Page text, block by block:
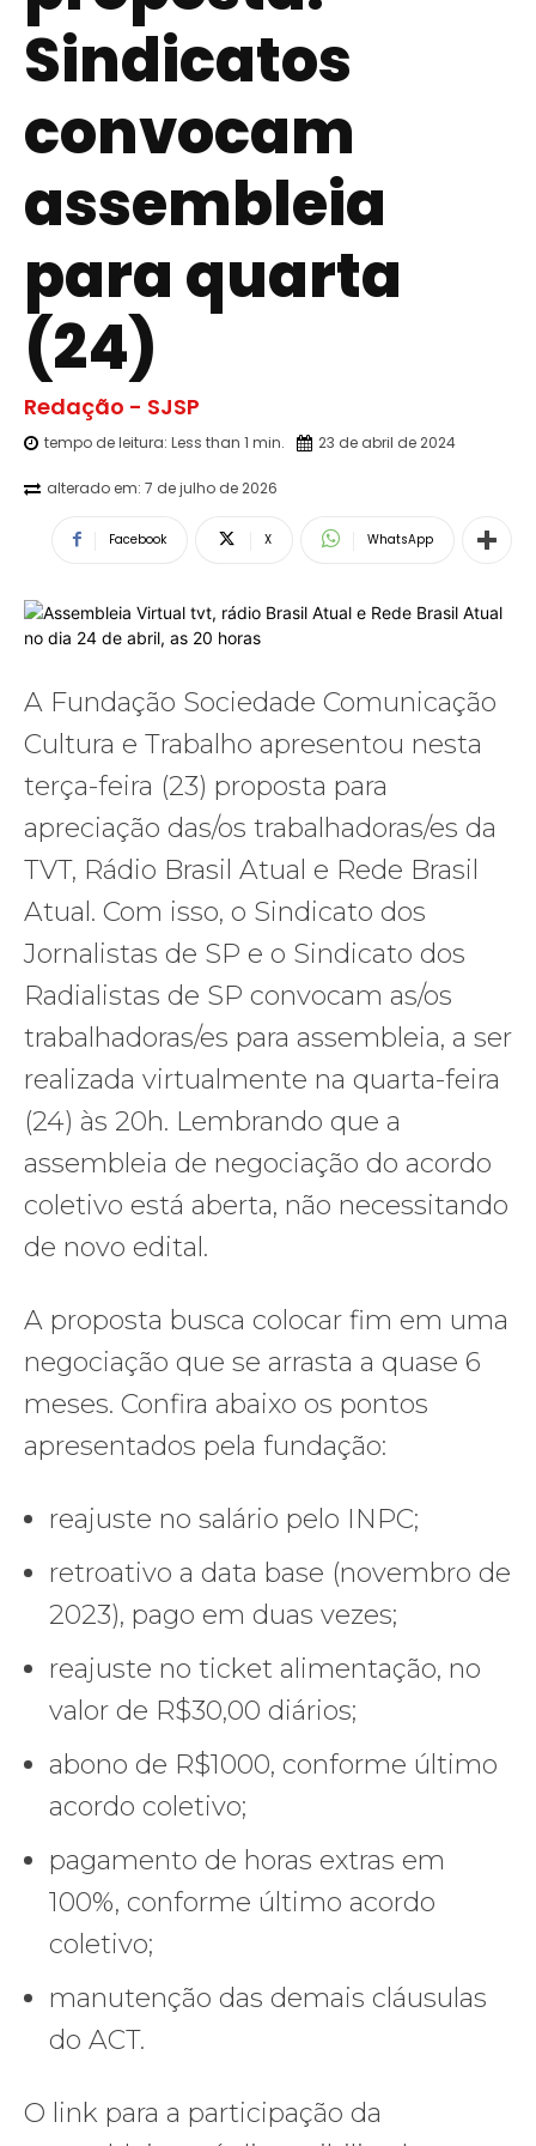
Sindicatos
convocam
assembleia
para quarta
(24)
Redação - SJSP
tempo de leitura: Less than 1 min. 23 de abril de 2024
alterado em: 7 de julho de 2026
Facebook X WhatsApp
A Fundação Sociedade Comunicação
Cultura e Trabalho apresentou nesta
terça-feira (23) proposta para
apreciação das/os trabalhadoras/es da
TVT, Rádio Brasil Atual e Rede Brasil
Atual. Com isso, o Sindicato dos
Jornalistas de SP e o Sindicato dos
Radialistas de SP convocam as/os
trabalhadoras/es para assembleia, a ser
realizada virtualmente na quarta-feira
(24) às 20h. Lembrando que a
assembleia de negociação do acordo
coletivo está aberta, não necessitando
de novo edital.
A proposta busca colocar fim em uma
negociação que se arrasta a quase 6
meses. Confira abaixo os pontos
apresentados pela fundação:
reajuste no salário pelo INPC;
retroativo a data base (novembro de
2023), pago em duas vezes;
reajuste no ticket alimentação, no
valor de R$30,00 diários;
abono de R$1000, conforme último
acordo coletivo;
pagamento de horas extras em
100%, conforme último acordo
coletivo;
manutenção das demais cláusulas
do ACT.
O link para a participação da